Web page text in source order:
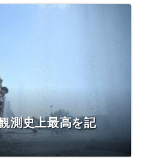
測史上最高を記